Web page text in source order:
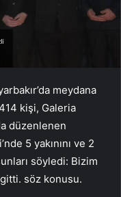
meydana
kişi, Galeria
düzenlenen
5 yakınını ve 2
söyledi: Bizim
söz konusu.